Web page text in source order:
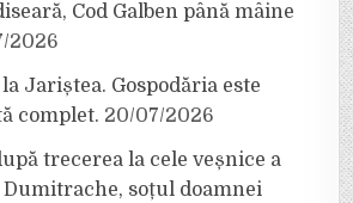
Cod Galben până mâine
2026
Jariștea. Gospodăria este
complet. 20/07/2026
trecerea la cele veșnice a
soțul doamnei